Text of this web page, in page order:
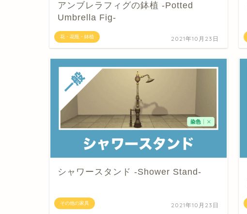
花・花瓶・鉢植
アンブレラフィグの鉢植 -Potted
Umbrella Fig-
2021年10月23日
その他の家具
シャワースタンド -Shower Stand-
2021年10月23日